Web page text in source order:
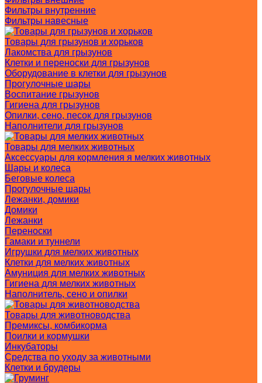
Фильтры внутренние
Фильтры навесные
Товары для грызунов и хорьков
Лакомства для грызунов
Клетки и переноски для грызунов
Оборудование в клетки для грызунов
Прогулочные шары
Воспитание грызунов
Гигиена для грызунов
Опилки, сено, песок для грызунов
Наполнители для грызунов
Товары для мелких животных
Аксессуары для кормления я мелких животных
Шары и колеса
Беговые колеса
Прогулочные шары
Лежанки, домики
Домики
Лежанки
Переноски
Гамаки и туннели
Игрушки для мелких животных
Клетки для мелких животных
Амуниция для мелких животных
Гигиена для мелких животных
Наполнитель, сено и опилки
Товары для животноводства
Премиксы, комбикорма
Поилки и кормушки
Инкубаторы
Средства по уходу за животными
Клетки и брудеры